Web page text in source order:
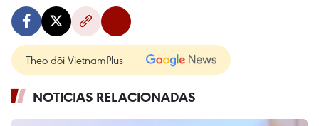
Theo dõi VietnamPlus
NOTICIAS RELACIONADAS